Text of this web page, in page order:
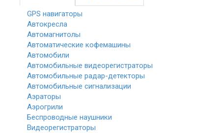
GPS навигаторы
Автокресла
Автомагнитолы
Автоматические кофемашины
Автомобили
Автомобильные видеорегистраторы
Автомобильные радар-детекторы
Автомобильные сигнализации
Аэраторы
Аэрогрили
Беспроводные наушники
Видеорегистраторы